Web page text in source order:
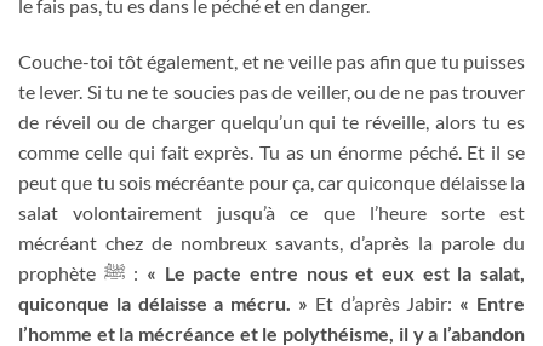
le fais pas, tu es dans le péché et en danger.
Couche-toi tôt également, et ne veille pas afin que tu puisses
te lever. Si tu ne te soucies pas de veiller, ou de ne pas trouver
de réveil ou de charger quelqu’un qui te réveille, alors tu es
comme celle qui fait exprès. Tu as un énorme péché. Et il se
peut que tu sois mécréante pour ça, car quiconque délaisse la
salat volontairement jusqu’à ce que l’heure sorte est
mécréant chez de nombreux savants, d’après la parole du
prophète ﷺ : « Le pacte entre nous et eux est la salat,
quiconque la délaisse a mécru. » Et d’après Jabir: « Entre
l’homme et la mécréance et le polythéisme, il y a l’abandon